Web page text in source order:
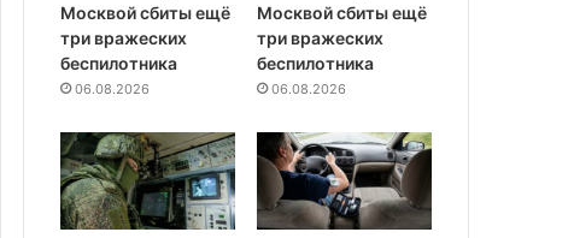
Москвой сбиты ещё
три вражеских
беспилотника
06.08.2026
Москвой сбиты ещё
три вражеских
беспилотника
06.08.2026